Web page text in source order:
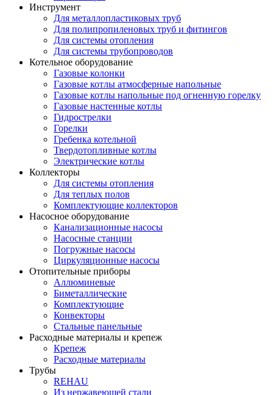
Инструмент
Для металлопластиковых труб
Для полипропиленовых труб и фитингов
Для системы отопления
Для системы трубопроводов
Котельное оборудование
Газовые колонки
Газовые котлы атмосферные напольные
Газовые котлы напольные под огненную горелку
Газовые настенные котлы
Гидрострелки
Горелки
Гребенка котельной
Твердотопливные котлы
Электрические котлы
Коллекторы
Для системы отопления
Для теплых полов
Комплектующие коллекторов
Насосное оборудование
Канализационные насосы
Насосные станции
Погружные насосы
Циркуляционные насосы
Отопительные приборы
Аллюминевые
Биметаллические
Комплектующие
Конвекторы
Стальные панельные
Расходные материалы и крепеж
Крепеж
Расходные материалы
Трубы
REHAU
Из нержавеющей стали